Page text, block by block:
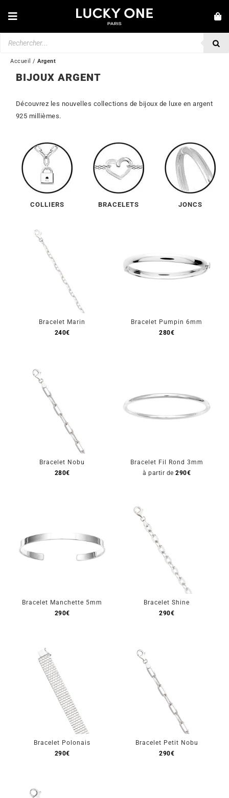
auToggle
Navigation
BRACELETS
COLLIERS
BAGUES
BIJOUX
MONTRES
SECONDE MAIN
MARQUES
Mon Compte
Accueil / Argent
BIJOUX ARGENT
Découvrez les nouvelles collections de bijoux de luxe en argent
925 millièmes.
COLLIERS BRACELETS JONCS
Bracelet Marin
240€
Bracelet Pumpin 6mm
280€
Bracelet Nobu
280€
Bracelet Fil Rond 3mm
à partir de 290€
Bracelet Manchette 5mm
290€
Bracelet Shine
290€
Bracelet Polonais
290€
Bracelet Petit Nobu
290€